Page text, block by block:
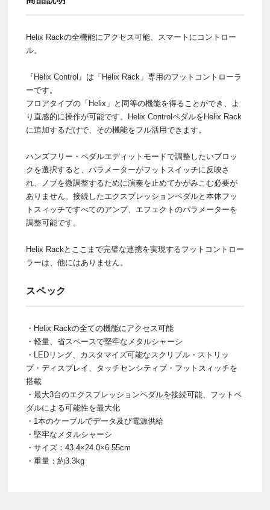
Helix Rackの全機能にアクセス可能、スマートにコントロー
ル。
『Helix Control』は「Helix Rack」専用のフットコントローラ
ーです。
フロアタイプの「Helix」と同等の機能を得ることができ、よ
り直感的に操作が可能です。Helix ControlペダルをHelix Rack
に追加するだけで、その機能をフル活用できます。
ハンズフリー・ペダルエディットモードで調整したいブロッ
クを選択すると、パラメーターがフットスイッチに反映さ
れ、ノブを微調整するために演奏を止めてかがみこむ必要が
ありません。接続したエクスプレッションペダルと本体フッ
トスィッチですべてのアンプ、エフェクトのパラメーターを
調整可能です。
Helix Rackとここまで完璧な連携を実現するフットコントロー
ラーは、他にはありません。
スペック
・Helix Rackの全ての機能にアクセス可能
・軽量、省スペースで堅牢なメタルシャーシ
・LEDリング、カスタマイズ可能なスクリブル・ストリッ
プ・ディスプレイ、タッチセンシティブ・フットスィッチを
搭載
・最大3台のエクスプレッションペダルを接続可能、フットペ
ダルによる可能性を最大化
・1本のケーブルでデータ及び電源供給
・堅牢なメタルシャーシ
・サイズ：43.4×24.0×6.55cm
・重量：約3.3kg